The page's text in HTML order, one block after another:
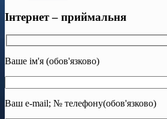
Інтернет – приймальня
Ваше ім'я (обов'язково)
Ваш e-mail; № телефону(обов'язково)